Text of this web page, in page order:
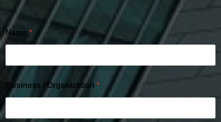
Name *
Business / Organization *